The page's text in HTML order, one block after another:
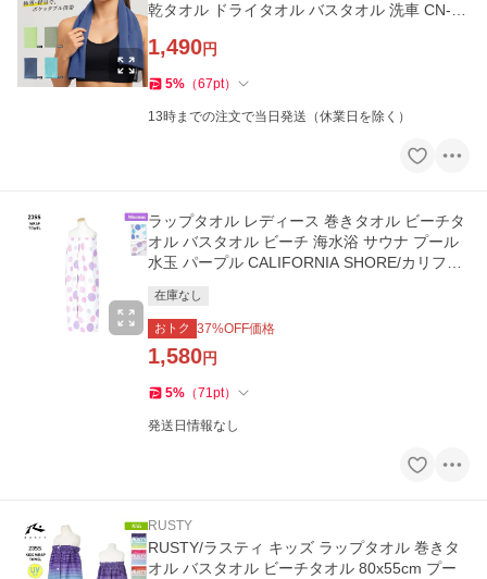
乾タオル ドライタオル バスタオル 洗車 CN-T0
1,490円
5% （67pt）
13時までの注文で当日発送（休業日を除く）
ラップタオル レディース 巻きタオル ビーチタ
オル バスタオル ビーチ 海水浴 サウナ プール
水玉 パープル CALIFORNIA SHORE/カリフォ
在庫なし
おトク 37%OFF価格
1,580円
5% （71pt）
発送日情報なし
RUSTY
RUSTY/ラスティ キッズ ラップタオル 巻きタ
オル バスタオル ビーチタオル 80x55cm プー